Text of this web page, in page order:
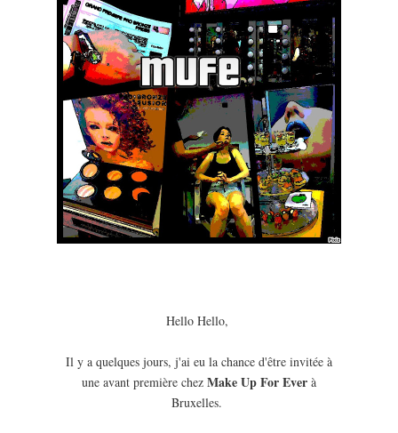
Hello Hello,
Il y a quelques jours, j'ai eu la chance d'être invitée à
une avant première chez Make Up For Ever à
Bruxelles.